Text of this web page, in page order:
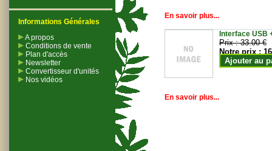
Informations Générales
A propos
Conditions de vente
Plan d'accès
Newsletter
Convertisseur d'unités
Nos vidéos
En savoir plus...
Interface USB
Prix :33.00 €
Notre prix :
Ajouter au
En savoir plus...